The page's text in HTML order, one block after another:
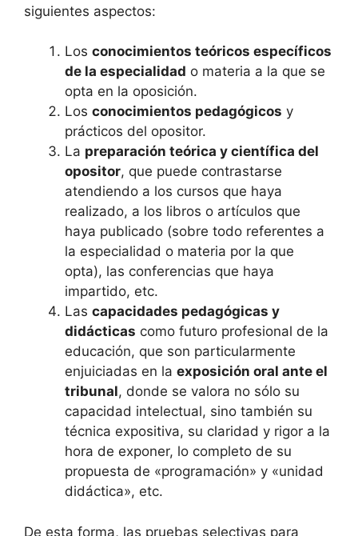
siguientes aspectos:
Los conocimientos teóricos específicos
de la especialidad o materia a la que se
opta en la oposición.
Los conocimientos pedagógicos y
prácticos del opositor.
La preparación teórica y científica del
opositor, que puede contrastarse
atendiendo a los cursos que haya
realizado, a los libros o artículos que
haya publicado (sobre todo referentes a
la especialidad o materia por la que
opta), las conferencias que haya
impartido, etc.
Las capacidades pedagógicas y
didácticas como futuro profesional de la
educación, que son particularmente
enjuiciadas en la exposición oral ante el
tribunal, donde se valora no sólo su
capacidad intelectual, sino también su
técnica expositiva, su claridad y rigor a la
hora de exponer, lo completo de su
propuesta de «programación» y «unidad
didáctica», etc.
De esta forma, las pruebas selectivas para